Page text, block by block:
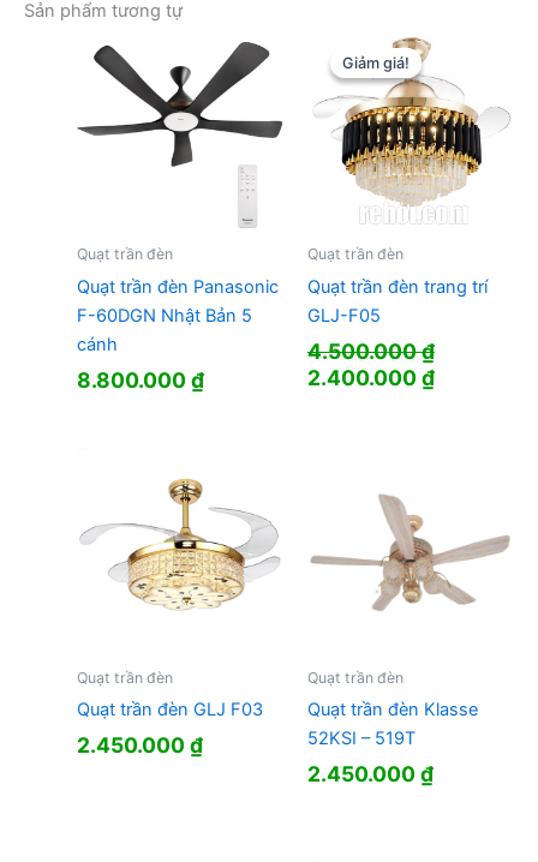
Sản phẩm tương tự
Quạt trần đèn
Quạt trần đèn Panasonic
F-60DGN Nhật Bản 5
cánh
8.800.000₫
Giảm giá!
Giảm giá!
Quạt trần đèn
Quạt trần đèn trang trí
GLJ-F05
4.500.000₫
Giá
2.400.000₫Giá
Quạt trần đèn
Quạt trần đèn GLJ F03
2.450.000₫
Quạt trần đèn
Quạt trần đèn Klasse
52KSI – 519T
2.450.000₫